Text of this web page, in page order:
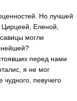
Но лучшей
Цирцеей, Еленой,
могли
перед нами
я не мог
чудного, певучего